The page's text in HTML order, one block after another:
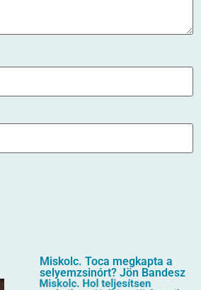
Miskolc. Toca megkapta a
selyemzsinórt? Jön Bandesz